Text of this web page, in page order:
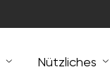
Nützliches